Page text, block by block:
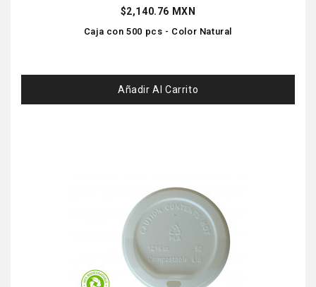
$2,140.76 MXN
Caja con 500 pcs - Color Natural
Añadir Al Carrito